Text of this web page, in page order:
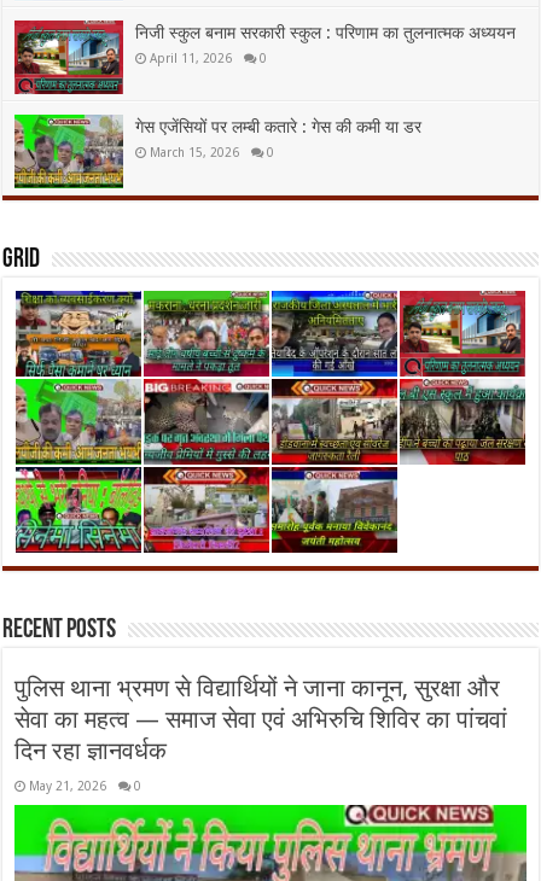
निजी स्कुल बनाम सरकारी स्कुल : परिणाम का तुलनात्मक अध्ययन
April 11, 2026 0
गेस एजेंसियों पर लम्बी कतारे : गेस की कमी या डर
March 15, 2026 0
Grid
Recent Posts
पुलिस थाना भ्रमण से विद्यार्थियों ने जाना कानून, सुरक्षा और
सेवा का महत्व — समाज सेवा एवं अभिरुचि शिविर का पांचवां
दिन रहा ज्ञानवर्धक
May 21, 2026 0